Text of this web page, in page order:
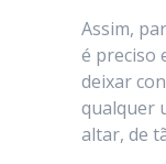
Assim,
é preciso
deixar
qualquer
altar, de